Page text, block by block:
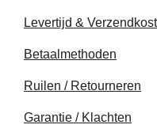
Levertijd &
Betaalmethoden
Ruilen / Retourneren
Garantie / Klachten